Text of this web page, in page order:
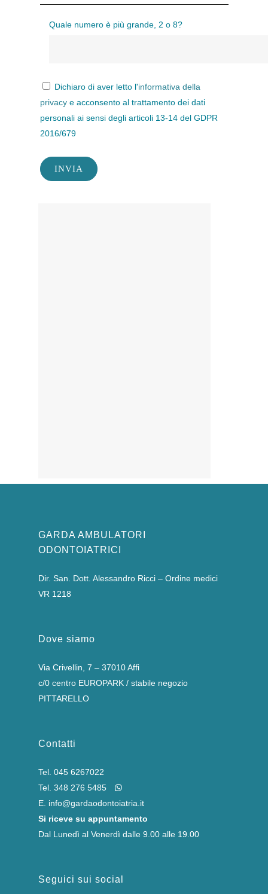
Quale numero è più grande, 2 o 8?
Dichiaro di aver letto l'informativa della
privacye acconsento al trattamento dei dati
personali ai sensi degli articoli 13-14 del GDPR
2016/679
GARDA AMBULATORI
ODONTOIATRICI
Dir. San. Dott. Alessandro Ricci – Ordine medici
VR 1218
Dove siamo
Via Crivellin, 7 – 37010 Affi
c/0 centro EUROPARK / stabile negozio
PITTARELLO
Contatti
Tel. 045 6267022
Tel. 348 276 5485
E. info@gardaodontoiatria.it
Si riceve su appuntamento
Dal Lunedì al Venerdì dalle 9.00 alle 19.00
Seguici sui social